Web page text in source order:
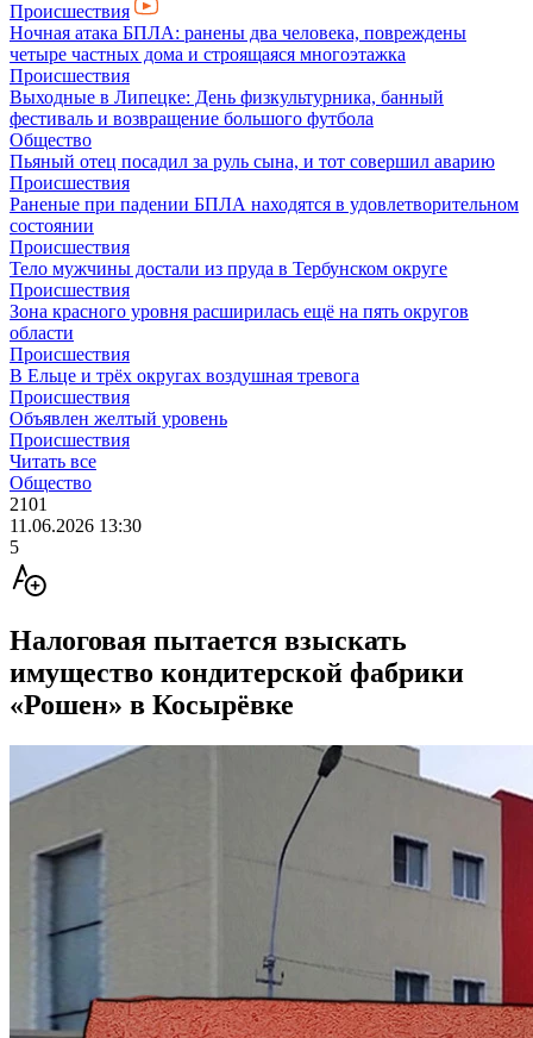
Происшествия
Ночная атака БПЛА: ранены два человека, повреждены
четыре частных дома и строящаяся многоэтажка
Происшествия
Выходные в Липецке: День физкультурника, банный
фестиваль и возвращение большого футбола
Общество
Пьяный отец посадил за руль сына, и тот совершил аварию
Происшествия
Раненые при падении БПЛА находятся в удовлетворительном
состоянии
Происшествия
Тело мужчины достали из пруда в Тербунском округе
Происшествия
Зона красного уровня расширилась ещё на пять округов
области
Происшествия
В Ельце и трёх округах воздушная тревога
Происшествия
Объявлен желтый уровень
Происшествия
Читать все
Общество
2101
11.06.2026 13:30
5
Налоговая пытается взыскать
имущество кондитерской фабрики
«Рошен» в Косырёвке